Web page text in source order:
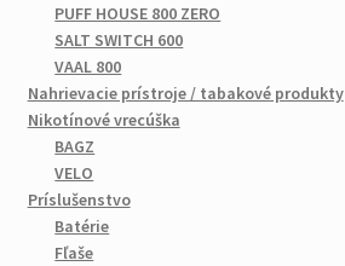
PUFF HOUSE 800 ZERO
SALT SWITCH 600
VAAL 800
Nahrievacie prístroje / tabakové produkty
Nikotínové vrecúška
BAGZ
VELO
Príslušenstvo
Batérie
Fľaše